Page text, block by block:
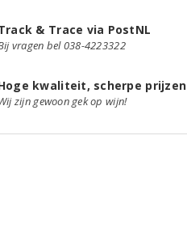
& Trace via PostNL
vragen bel 038-4223322
kwaliteit, scherpe prijzen
zijn gewoon gek op wijn!